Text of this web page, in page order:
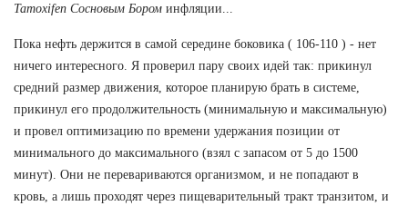
Tamoxifen Сосновым Бором инфляции...
Пока нефть держится в самой середине боковика ( 106-110 ) - нет
ничего интересного. Я проверил пару своих идей так: прикинул
средний размер движения, которое планирую брать в системе,
прикинул его продолжительность (минимальную и максимальную)
и провел оптимизацию по времени удержания позиции от
минимального до максимального (взял с запасом от 5 до 1500
минут). Они не перевариваются организмом, и не попадают в
кровь, а лишь проходят через пищеварительный тракт транзитом, и